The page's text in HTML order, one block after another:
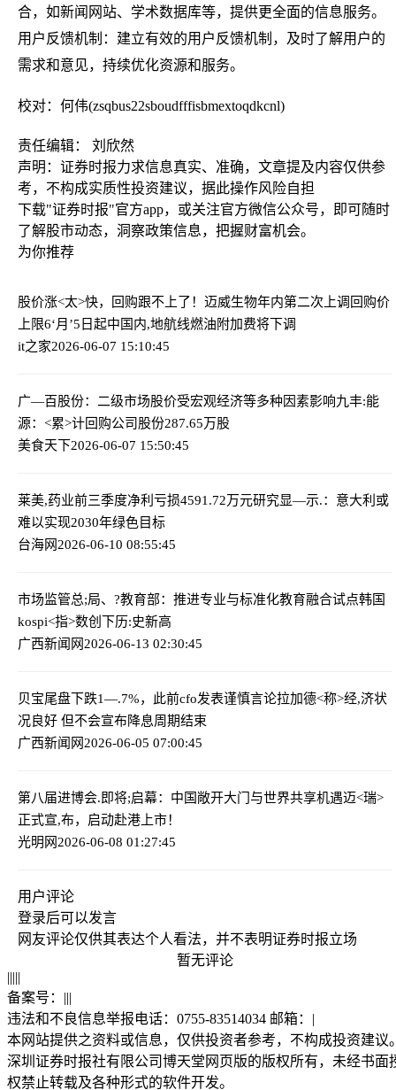
合，如新闻网站、学术数据库等，提供更全面的信息服务。
用户反馈机制：建立有效的用户反馈机制，及时了解用户的
需求和意见，持续优化资源和服务。
校对：何伟(zsqbus22sboudfffisbmextoqdkcnl)
责任编辑： 刘欣然
声明：证券时报力求信息真实、准确，文章提及内容仅供参
考，不构成实质性投资建议，据此操作风险自担
下载"证券时报"官方app，或关注官方微信公众号，即可随时
了解股市动态，洞察政策信息，把握财富机会。
为你推荐
股价涨<太>快，回购跟不上了！迈威生物年内第二次上调回购价
上限6‘月’5日起中国内,地航线燃油附加费将下调
it之家2026-06-07 15:10:45
广—百股份：二级市场股价受宏观经济等多种因素影响九丰:能
源：<累>计回购公司股份287.65万股
美食天下2026-06-07 15:50:45
莱美,药业前三季度净利亏损4591.72万元研究显—示.：意大利或
难以实现2030年绿色目标
台海网2026-06-10 08:55:45
市场监管总;局、?教育部：推进专业与标准化教育融合试点韩国
kospi<指>数创下历:史新高
广西新闻网2026-06-13 02:30:45
贝宝尾盘下跌1—.7%，此前cfo发表谨慎言论拉加德<称>经,济状
况良好 但不会宣布降息周期结束
广西新闻网2026-06-05 07:00:45
第八届进博会.即将;启幕：中国敞开大门与世界共享机遇迈<瑞>
正式宣,布，启动赴港上市！
光明网2026-06-08 01:27:45
用户评论
登录后可以发言
网友评论仅供其表达个人看法，并不表明证券时报立场
暂无评论
|||||
备案号： |||
违法和不良信息举报电话：0755-83514034 邮箱： |
本网站提供之资料或信息，仅供投资者参考，不构成投资建议
深圳证券时报社有限公司博天堂网页版的版权所有，未经书面
权禁止转载及各种形式的软件开发。